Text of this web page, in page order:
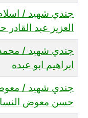
جندي شهيد /
العزيز عبد القادر
جندي شهيد /
ابراهيم ابو عبده
جندي شهيد /
حسن معوض